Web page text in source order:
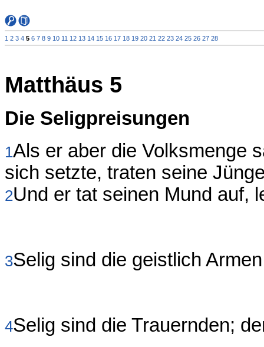
1 2 3 4 5 6 7 8 9 10 11 12 13 14 15 16 17 18 19 20 21 22 23 24 25 26 27 28
Matthäus 5
Die Seligpreisungen
1Als er aber die Volksmenge
sich setzte, traten seine
2Und er tat seinen Mund auf,
3Selig sind die geistlich
4Selig sind die Trauernden;